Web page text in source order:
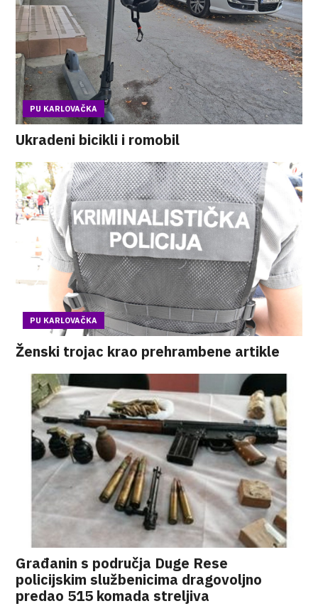
PU KARLOVAČKA
Ukradeni bicikli i romobil
PU KARLOVAČKA
Ženski trojac krao prehrambene artikle
Građanin s područja Duge Rese
policijskim službenicima dragovoljno
predao 515 komada streljiva